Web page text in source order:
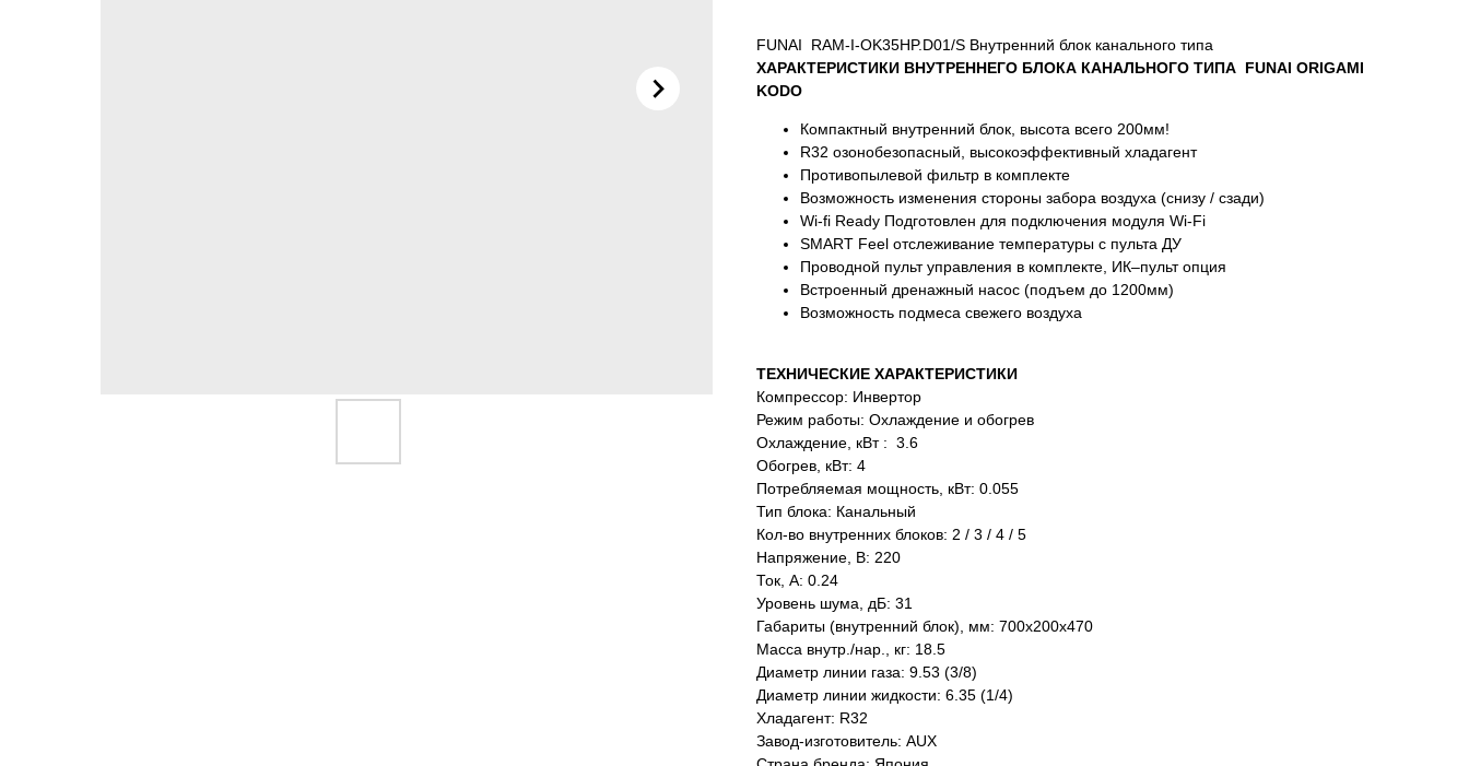
FUNAI RAM-I-OK35HP.D01/S Внутренний блок канального типа
ХАРАКТЕРИСТИКИ ВНУТРЕННЕГО БЛОКА КАНАЛЬНОГО ТИПА FUNAI ORIGAMI
KODO
Компактный внутренний блок, высота всего 200мм!
R32 озонобезопасный, высокоэффективный хладагент
Противопылевой фильтр в комплекте
Возможность изменения стороны забора воздуха (снизу / сзади)
Wi-fi Ready Подготовлен для подключения модуля Wi-Fi
SMART Feel отслеживание температуры с пульта ДУ
Проводной пульт управления в комплекте, ИК–пульт опция
Встроенный дренажный насос (подъем до 1200мм)
Возможность подмеса свежего воздуха
ТЕХНИЧЕСКИЕ ХАРАКТЕРИСТИКИ
Компрессор: Инвертор
Режим работы: Охлаждение и обогрев
Охлаждение, кВт : 3.6
Обогрев, кВт: 4
Потребляемая мощность, кВт: 0.055
Тип блока: Канальный
Кол-во внутренних блоков: 2 / 3 / 4 / 5
Напряжение, В: 220
Ток, А: 0.24
Уровень шума, дБ: 31
Габариты (внутренний блок), мм: 700x200x470
Масса внутр./нар., кг: 18.5
Диаметр линии газа: 9.53 (3/8)
Диаметр линии жидкости: 6.35 (1/4)
Хладагент: R32
Завод-изготовитель: AUX